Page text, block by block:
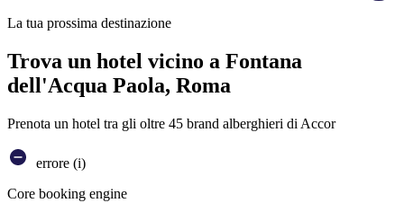
La tua prossima destinazione
Trova un hotel vicino a Fontana
dell'Acqua Paola, Roma
Prenota un hotel tra gli oltre 45 brand alberghieri di Accor
errore (i)
Core booking engine